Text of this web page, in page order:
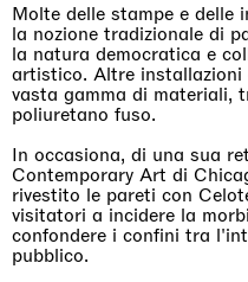
Molte delle stampe e delle
la nozione tradizionale di
la natura democratica e
artistico. Altre
vasta gamma di materiali,
poliuretano fuso.
In occasiona, di una sua
Contemporary Art di
rivestito le pareti con
visitatori a incidere la
confondere i confini tra
pubblico.